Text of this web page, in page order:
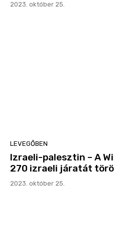
2023. október 25.
LEVEGŐBEN
Izraeli-palesztin – A
270 izraeli járatát
2023. október 25.